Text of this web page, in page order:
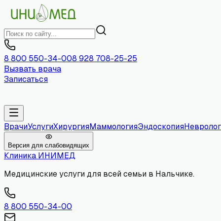
8 800 550-34-008 928 708-25-25
Вызвать врача
Записаться
ВрачиУслугиХирургияМаммологияЭндоскопия
Версия для слабовидящих
Клиника ИНИМЕД
Медицинские услуги для всей семьи в Нальчике.
8 800 550-34-00